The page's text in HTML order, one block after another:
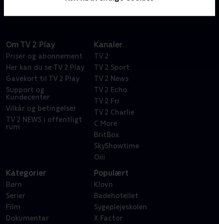
Om TV 2 Play
Priser og abonnement
Her kan du se TV 2 Play
Gavekort til TV 2 Play
Support og
Kundecenter
Vilkår og betingelser
TV 2 NEWS i offentligt
rum
Kanaler
TV 2
TV 2 Sport
TV 2 News
TV 2 Echo
TV 2 Fri
TV 2 Charlie
C More
BritBox
SkyShowtime
Oiii
Kategorier
Børn
Serier
Film
Dokumentar
Populært
Klovn
Badehotellet
Sygeplejeskolen
X Factor